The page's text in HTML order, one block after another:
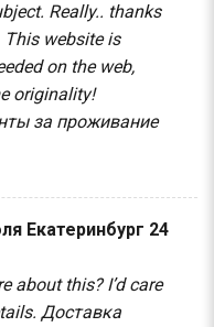
Really.. thanks
website is
on the web,
originality!
за проживание
Екатеринбург 24
about this? I’d care
Доставка